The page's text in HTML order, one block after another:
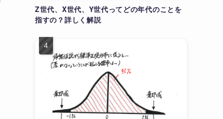
Z世代、X世代、Y世代ってどの年代のことを
指すの？詳しく解説